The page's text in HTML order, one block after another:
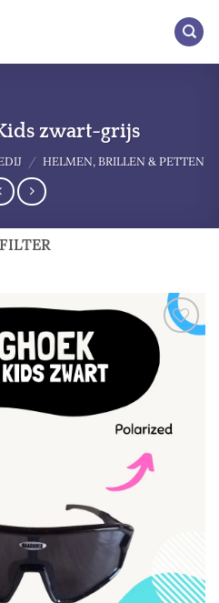
zwart-grijs
/ HELMEN, BRILLEN & PETTEN
FILTER
Add to
wishlist